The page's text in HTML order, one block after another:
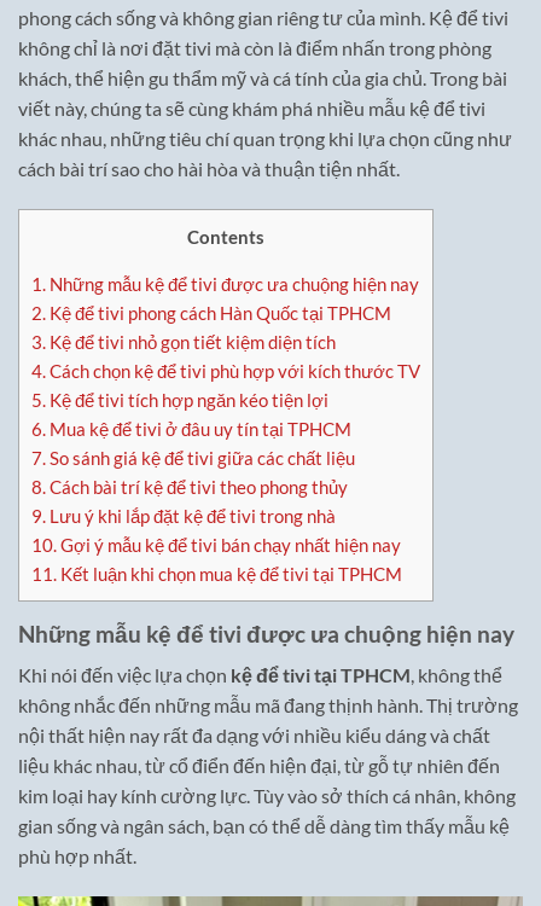
phong cách sống và không gian riêng tư của mình. Kệ để tivi
không chỉ là nơi đặt tivi mà còn là điểm nhấn trong phòng
khách, thể hiện gu thẩm mỹ và cá tính của gia chủ. Trong bài
viết này, chúng ta sẽ cùng khám phá nhiều mẫu kệ để tivi
khác nhau, những tiêu chí quan trọng khi lựa chọn cũng như
cách bài trí sao cho hài hòa và thuận tiện nhất.
Contents
1. Những mẫu kệ để tivi được ưa chuộng hiện nay
2. Kệ để tivi phong cách Hàn Quốc tại TPHCM
3. Kệ để tivi nhỏ gọn tiết kiệm diện tích
4.Cách chọn kệ để tivi phù hợp với kích thước TV
5. Kệ để tivi tích hợp ngăn kéo tiện lợi
6. Mua kệ để tivi ở đâu uy tín tại TPHCM
7.So sánh giá kệ để tivi giữa các chất liệu
8.Cách bài trí kệ để tivi theo phong thủy
9. Lưu ý khi lắp đặt kệ để tivi trong nhà
10.Gợi ý mẫu kệ để tivi bán chạy nhất hiện nay
11. Kết luận khi chọn mua kệ để tivi tại TPHCM
Những mẫu kệ để tivi được ưa chuộng hiện nay
Khi nói đến việc lựa chọn kệ để tivi tại TPHCM, không thể
không nhắc đến những mẫu mã đang thịnh hành. Thị trường
nội thất hiện nay rất đa dạng với nhiều kiểu dáng và chất
liệu khác nhau, từ cổ điển đến hiện đại, từ gỗ tự nhiên đến
kim loại hay kính cường lực. Tùy vào sở thích cá nhân, không
gian sống và ngân sách, bạn có thể dễ dàng tìm thấy mẫu kệ
phù hợp nhất.